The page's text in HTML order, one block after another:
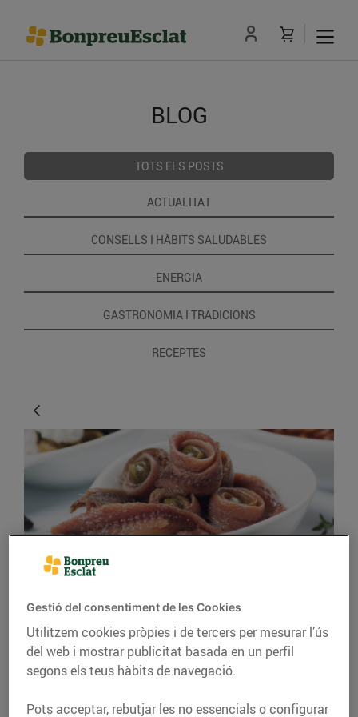
BLOG
TOTS ELS POSTS
ACTUALITAT
CONSELLS I HÀBITS SALUDABLES
ENERGIA
GASTRONOMIA I TRADICIONS
RECEPTES
Com són les anxoves?
13/d’agost/2019
Tant per a l’aperitiu com per posar-les com a
Gestió del consentiment de les Cookies
Utilitzem cookies pròpies i de tercers per mesurar l’ús
del web i mostrar publicitat basada en un perfil
segons els teus hàbits de navegació.
Pots acceptar, rebutjar les no essencials o configurar